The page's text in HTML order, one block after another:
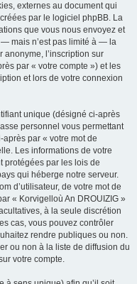
externes au document qui
par le logiciel phpBB. La
que vous nous envoyez et
mais n’est pas limité à — la
anonyme, l’inscription sur
par « votre compte ») et les
et lors de votre connexion
unique (désigné ci-après
personnel vous permettant
par « votre mot de
Les informations de votre
protégées par les lois de
qui héberge notre serveur.
d’utilisateur, de votre mot de
« Korvigelloù An DROUIZIG »
à la seule discrétion
cas, vous pouvez contrôler
rendre publiques ou non.
ou non à la liste de diffusion du
votre compte.